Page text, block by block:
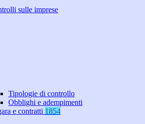
sulle imprese
Tipologie di controllo
Obblighi e adempimenti
e contratti 1854